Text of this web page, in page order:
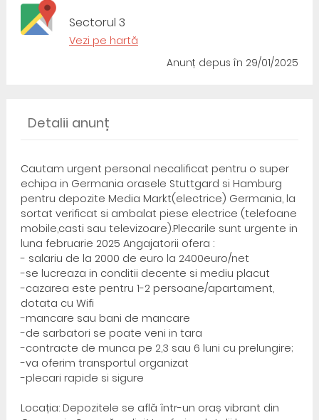
Sectorul 3
Vezi pe hartă
Anunț depusîn 29/01/2025
Detalii anunț
Cautam urgent personal necalificat pentru o super
echipa in Germania orasele Stuttgard si Hamburg
pentru depozite Media Markt(electrice) Germania, la
sortat verificat si ambalat piese electrice (telefoane
mobile,casti sau televizoare).Plecarile sunt urgente in
luna februarie 2025 Angajatorii ofera :
- salariu de la 2000 de euro la 2400euro/net
-se lucreaza in conditii decente si mediu placut
-cazarea este pentru 1-2 persoane/apartament,
dotata cu Wifi
-mancare sau bani de mancare
-de sarbatori se poate veni in tara
-contracte de munca pe 2,3 sau 6 luni cu prelungire;
-va oferim transportul organizat
-plecari rapide si sigure
Locația: Depozitele se află într-un oraș vibrant din